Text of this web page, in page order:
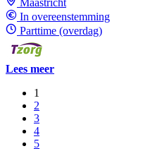
Maastricht
In overeenstemming
Parttime (overdag)
Lees meer
1
2
3
4
5